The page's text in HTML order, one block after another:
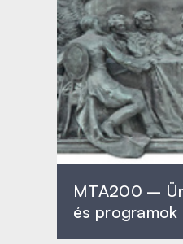
MTA200 –
és programok